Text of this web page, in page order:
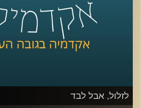
קרדיט תמונות: AudioVersity
לזלול, אבל לבד